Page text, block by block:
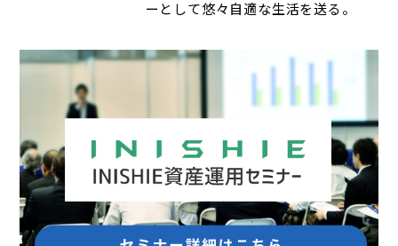
ーとして悠々自適な生活を送る。